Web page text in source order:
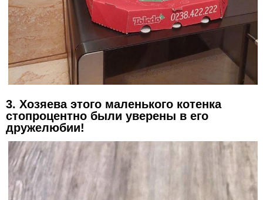
3. Хозяева этого маленького котенка
стопроцентно были уверены в его
дружелюбии!